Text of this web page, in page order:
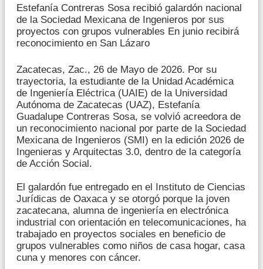
Estefanía Contreras Sosa recibió galardón nacional
de la Sociedad Mexicana de Ingenieros por sus
proyectos con grupos vulnerables En junio recibirá
reconocimiento en San Lázaro
Zacatecas, Zac., 26 de Mayo de 2026. Por su
trayectoria, la estudiante de la Unidad Académica
de Ingeniería Eléctrica (UAIE) de la Universidad
Autónoma de Zacatecas (UAZ), Estefanía
Guadalupe Contreras Sosa, se volvió acreedora de
un reconocimiento nacional por parte de la Sociedad
Mexicana de Ingenieros (SMI) en la edición 2026 de
Ingenieras y Arquitectas 3.0, dentro de la categoría
de Acción Social.
El galardón fue entregado en el Instituto de Ciencias
Jurídicas de Oaxaca y se otorgó porque la joven
zacatecana, alumna de ingeniería en electrónica
industrial con orientación en telecomunicaciones, ha
trabajado en proyectos sociales en beneficio de
grupos vulnerables como niños de casa hogar, casa
cuna y menores con cáncer.